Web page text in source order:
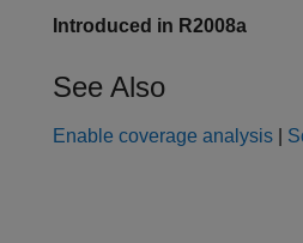
Introduced in R2008a
See Also
Enable coverage analysis